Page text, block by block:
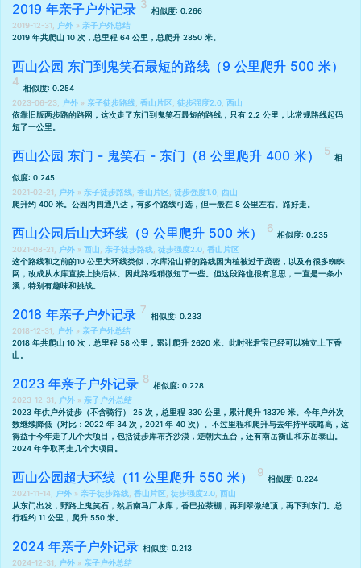
2019 年亲子户外记录
相似度: 0.266
2019-12-31,
户外 » 亲子户外总结
2019 年共爬山 10 次，总里程 64 公里，总爬升 2850 米。
西山公园 东门到鬼笑石最短的路线（9 公里爬升 500 米）
相似度: 0.254
2023-06-23,
户外 » 亲子徒步路线 香山片区 徒步强度2.0 西山
依靠 旧版两步路的路网 ，这次走了东门到鬼笑石最短的路线，只有 2.2 公里，比常规路线起码
短了一公里。
西山公园 东门 - 鬼笑石 - 东门（8 公里爬升 400 米） 相
似度: 0.245
2021-02-21,
户外 » 亲子徒步路线 香山片区 徒步强度1.0 西山
爬升约 400 米。公园内四通八达，有多个路线可选，但一般在 8 公里左右。路好走。
西山公园后山大环线（9 公里爬升 500 米）
相似度: 0.235
2021-08-21,
户外 » 西山 亲子徒步路线 徒步强度2.0 香山片区
这个路线和之前的10 公里大环线类似，水库沿山脊的路线因为植被过于茂密，以及有很多蜘蛛
网，改成从水库直接上快活林。因此路程稍微短了一些。但这段路也很有意思，一直是一条小
溪，特别有趣味和挑战。
2018 年亲子户外记录
相似度: 0.233
2018-12-31,
户外 » 亲子户外总结
2018 年共爬山 10 次，总里程 58 公里，累计爬升 2620 米。此时张君宝已经可以独立上下香
山。
2023 年亲子户外记录
相似度: 0.228
2023-12-31,
户外 » 亲子户外总结
2023 年供户外徒步（不含骑行） 25 次，总里程 330 公里，累计爬升 18379 米。今年户外次
数继续降低（对比： 2022 年 34 次 ， 2021 年 40 次）。不过里程和爬升与去年持平或略高，这
得益于今年走了几个大项目，包括徒步库布齐沙漠 ， 逆朝大五台 ，还有南岳衡山和东岳泰山
2024 年争取再走几个大项目。
西山公园超大环线（11 公里爬升 550 米）
相似度: 0.224
2021-11-14,
户外 » 亲子徒步路线 香山片区 徒步强度2.0 西山
从东门出发，野路上鬼笑石，然后南马厂水库，香巴拉茶棚，再到翠微绝顶，再下到东门。总
行程约 11 公里，爬升 550 米。
2024 年亲子户外记录 相似度: 0.213
2024-12-31,
户外 » 亲子户外总结